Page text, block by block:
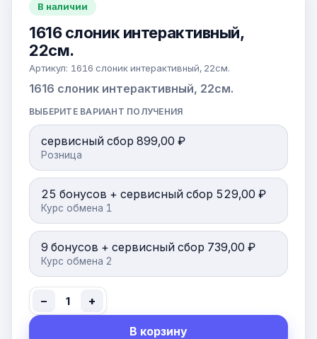
В наличии
1616 слоник интерактивный,
22см.
Артикул: 1616 слоник интерактивный, 22см.
1616 слоник интерактивный, 22см.
ВЫБЕРИТЕ ВАРИАНТ ПОЛУЧЕНИЯ
сервисный сбор 899,00 ₽
Розница
25 бонусов + сервисный сбор 529,00 ₽
Курс обмена 1
9 бонусов + сервисный сбор 739,00 ₽
Курс обмена 2
− 1 +
В корзину